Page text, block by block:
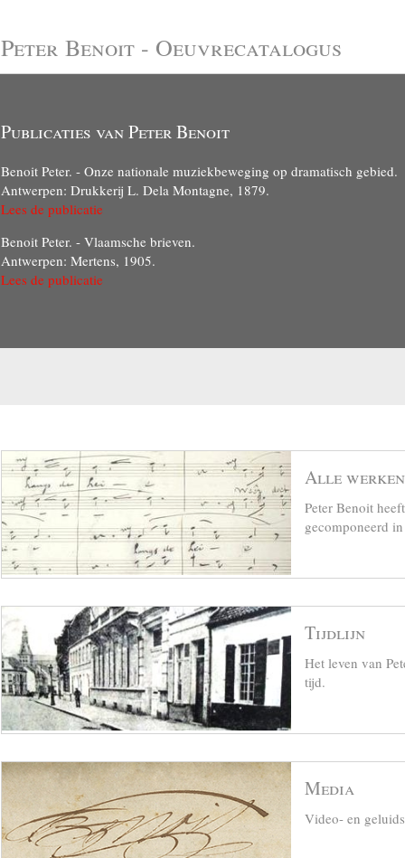
Peter Benoit - Oeuvrecatalogus
Publicaties van Peter Benoit
Benoit Peter. - Onze nationale muziekbeweging op dramatisch gebied.
Antwerpen: Drukkerij L. Dela Montagne, 1879.
Lees de publicatie
Benoit Peter. - Vlaamsche brieven.
Antwerpen: Mertens, 1905.
Lees de publicatie
Alle werken
Peter Benoit
gecomponeerd
Tijdlijn
Het leven van
tijd.
Media
Video- en